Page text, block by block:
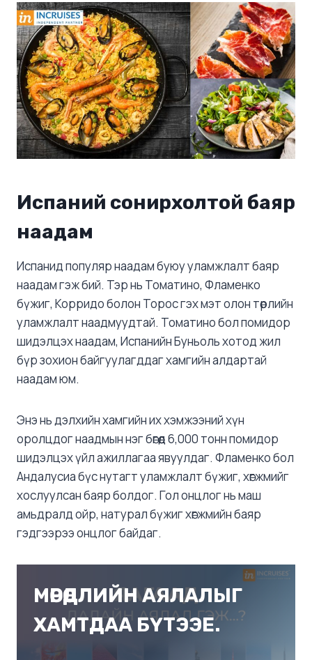
Испаний сонирхолтой баяр
наадам
Испанид популяр наадам буюу уламжлалт баяр
наадам гэж бий. Тэр нь Томатино, Фламенко
бүжиг, Корридо болон Торос гэх мэт олон төрлийн
уламжлалт наадмуудтай. Томатино бол помидор
шидэлцэх наадам, Испанийн Буньоль хотод жил
бүр зохион байгуулагддаг хамгийн алдартай
наадам юм.
Энэ нь дэлхийн хамгийн их хэмжээний хүн
оролцдог наадмын нэг бөгөөд 6,000 тонн помидор
шидэлцэх үйл ажиллагаа явуулдаг. Фламенко бол
Андалусиа бүс нутагт уламжлалт бүжиг, хөгжмийг
хослуулсан баяр болдог. Гол онцлог нь маш
амьдралд ойр, натурал бүжиг хөгжмийн баяр
гэдгээрээ онцлог байдаг.
МӨРӨӨДЛИЙН АЯЛАЛЫГ
ХАМТДАА БҮТЭЭЕ.